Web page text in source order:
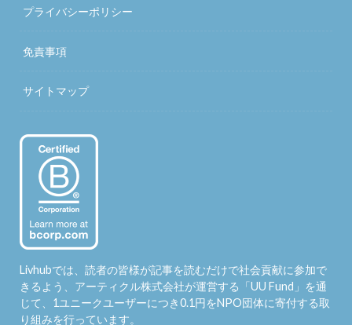
プライバシーポリシー
免責事項
サイトマップ
Livhubでは、読者の皆様が記事を読むだけで社会貢献に参加で
きるよう、アーティクル株式会社が運営する「UU Fund 」を通
じて、1ユニークユーザーにつき0.1円をNPO団体に寄付する取
り組みを行っています。